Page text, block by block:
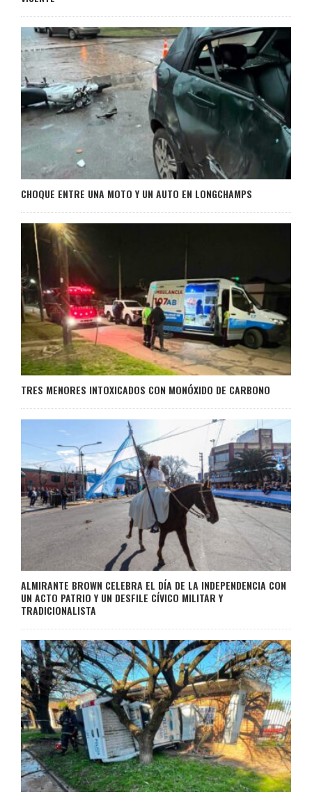
CHOQUE ENTRE UNA MOTO Y UN AUTO EN LONGCHAMPS
TRES MENORES INTOXICADOS CON MONÓXIDO DE CARBONO
ALMIRANTE BROWN CELEBRA EL DÍA DE LA INDEPENDENCIA CON
UN ACTO PATRIO Y UN DESFILE CÍVICO MILITAR Y
TRADICIONALISTA